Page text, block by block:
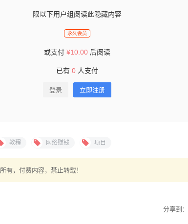
限以下用户组阅读此隐藏内容
永久会员
或支付 ¥10.00 后阅读
已有 0 人支付
登录 立即注册
教程 网络赚钱 项目
所有，付费内容，禁止转载！
分享到：